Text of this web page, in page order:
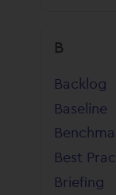
B
Backlog
Baseline
Best
Briefing